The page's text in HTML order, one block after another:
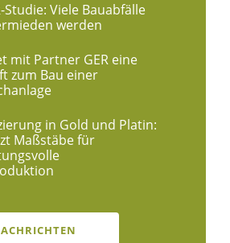
Studie: Viele Bauabfälle
werden
mit Partner GER eine
zum Bau einer
in Gold und Platin:
Maßstäbe für